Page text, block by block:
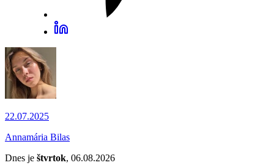
22.07.2025
Annamária Bilas
Dnes je štvrtok, 06.08.2026